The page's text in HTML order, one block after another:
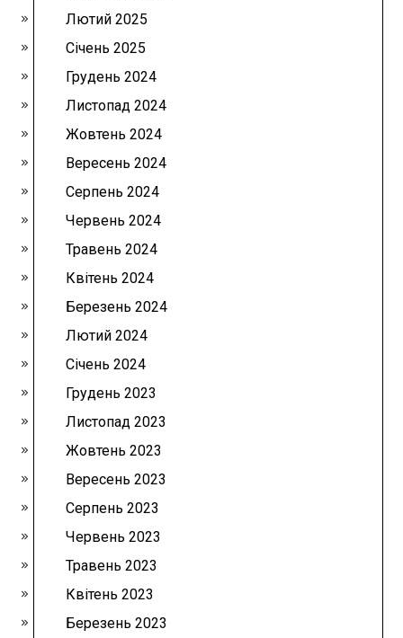
Лютий 2025
Січень 2025
Грудень 2024
Листопад 2024
Жовтень 2024
Вересень 2024
Серпень 2024
Червень 2024
Травень 2024
Квітень 2024
Березень 2024
Лютий 2024
Січень 2024
Грудень 2023
Листопад 2023
Жовтень 2023
Вересень 2023
Серпень 2023
Червень 2023
Травень 2023
Квітень 2023
Березень 2023